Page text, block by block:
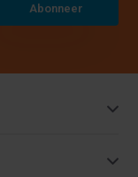
Abonneer